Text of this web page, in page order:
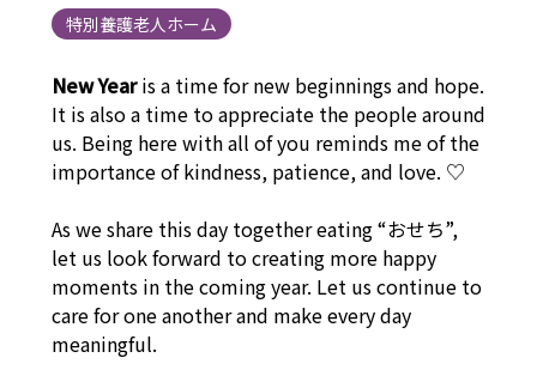
特別養護老人ホーム
New Yearis a time for new beginnings and hope.
It is also a time to appreciate the people around
us. Being here with all of you reminds me of the
importance of kindness, patience, and love. ♡
As we share this day together eating “おせち”,
let us look forward to creating more happy
moments in the coming year. Let us continue to
care for one another and make every day
meaningful.